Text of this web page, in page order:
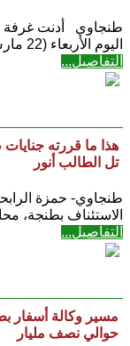
طنجاوي أدنت غرفة
اليوم الأربعاء (22 مارس)، مستشارا ينتمي
التفاصيل...
هذا ما قررته
تل الطالب أنور
طنجاوي- حمزة
الاستئناف بطنجة،
التفاصيل...
حوالي نصف مليار